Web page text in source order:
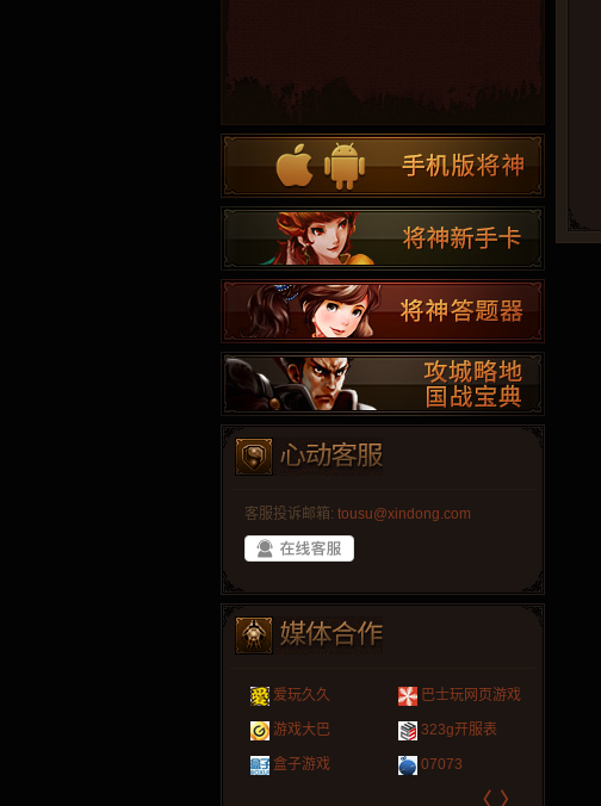
客服投诉邮箱: tousu@xindong.com
爱玩久久 巴士玩网页游戏
游戏大巴 323g开服表
盒子游戏 07073
〈 〉